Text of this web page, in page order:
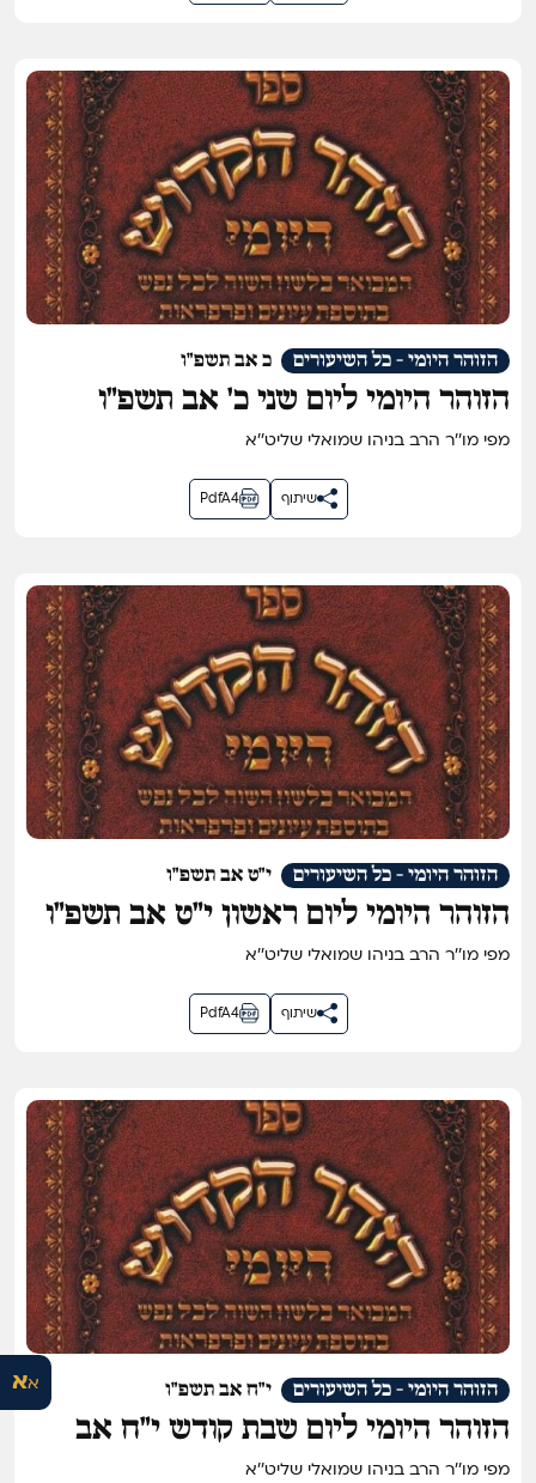
אא
כ אב תשפ"ו הזוהר היומי - כל השיעורים
הזוהר היומי ליום שני כ׳ אב תשפ״ו
מפי מו''ר הרב בניהו שמואלי שליט''א
PdfA4 שיתוף
י"ט אב תשפ"ו הזוהר היומי - כל השיעורים
הזוהר היומי ליום ראשון י״ט אב תשפ״ו
מפי מו''ר הרב בניהו שמואלי שליט''א
PdfA4 שיתוף
י"ח אב תשפ"ו הזוהר היומי - כל השיעורים
הזוהר היומי ליום שבת קודש י״ח אב
תשפ״ו
מפי מו''ר הרב בניהו שמואלי שליט''א